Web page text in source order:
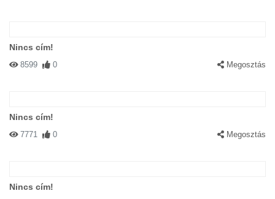
Nincs cím!
8599 0 Megosztás
Nincs cím!
7771 0 Megosztás
Nincs cím!